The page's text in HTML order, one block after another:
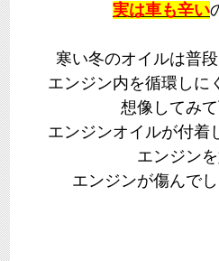
実は車も辛い
寒い冬のオイルは普段
エンジン内を循環しに
想像してみて
エンジンオイルが付着
エンジンを
エンジンが傷んで